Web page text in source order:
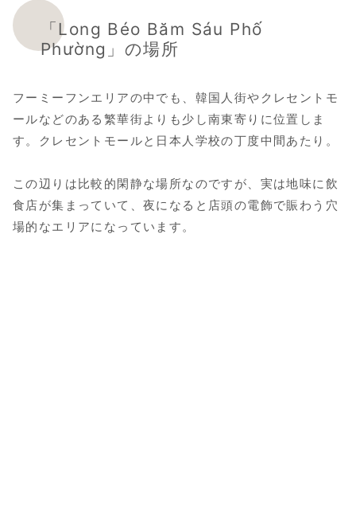
「Long Béo Băm Sáu Phố
Phường」の場所
フーミーフンエリアの中でも、韓国人街やクレセントモ
ールなどのある繁華街よりも少し南東寄りに位置しま
す。クレセントモールと日本人学校の丁度中間あたり。
この辺りは比較的閑静な場所なのですが、実は地味に飲
食店が集まっていて、夜になると店頭の電飾で賑わう穴
場的なエリアになっています。